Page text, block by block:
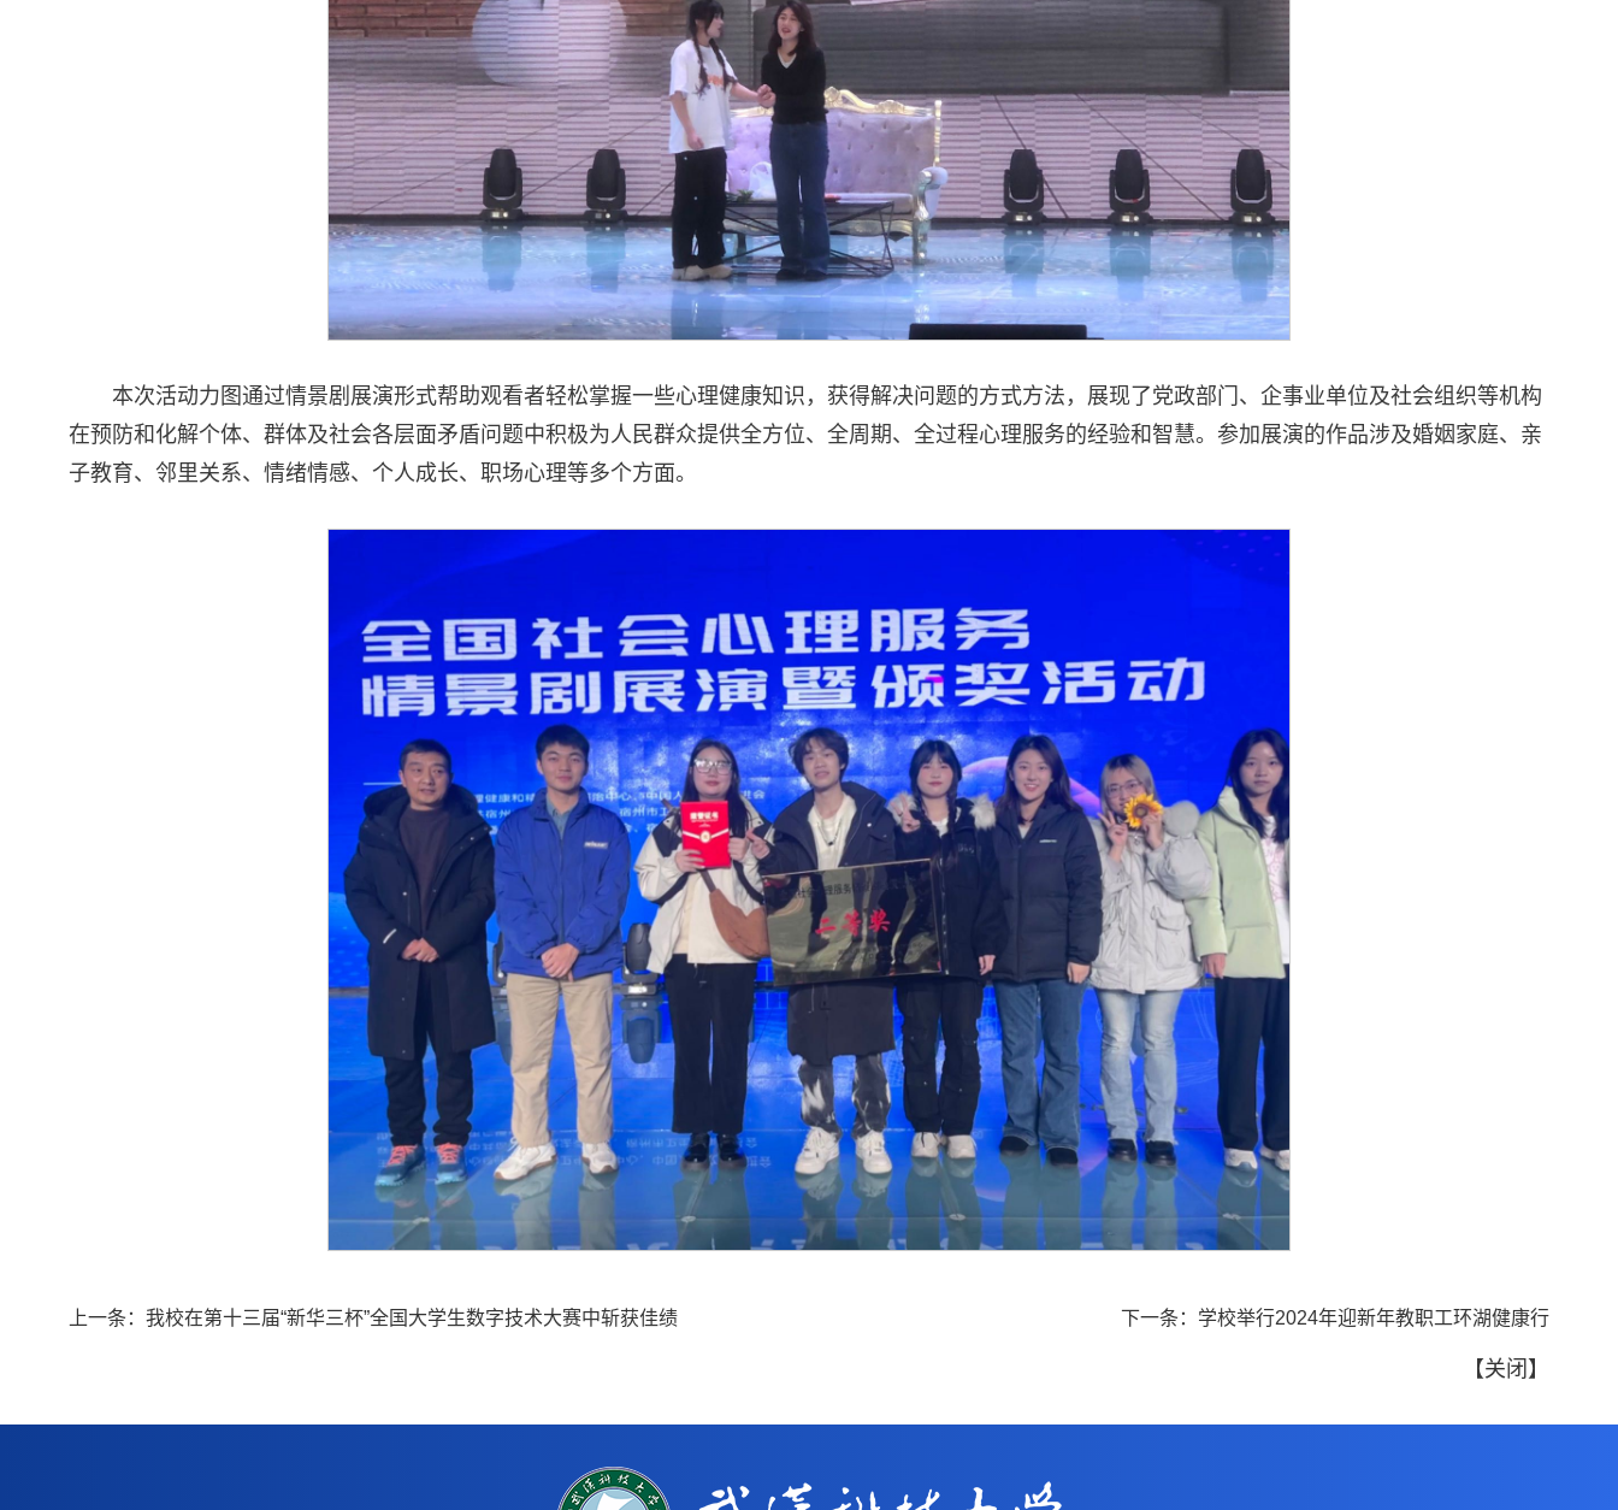
本次活动力图通过情景剧展演形式帮助观看者轻松掌握一些心理健康知识，获得解决问题的方式方法，展现了党政部门、企事业单位及社会组织等机构
在预防和化解个体、群体及社会各层面矛盾问题中积极为人民群众提供全方位、全周期、全过程心理服务的经验和智慧。参加展演的作品涉及婚姻家庭、亲
子教育、邻里关系、情绪情感、个人成长、职场心理等多个方面。
上一条： 我校在第十三届“新华三杯”全国大学生数字技术大赛中斩获佳绩 下一条： 学校举行2024年迎新年教职工环湖健康行
【关闭 】